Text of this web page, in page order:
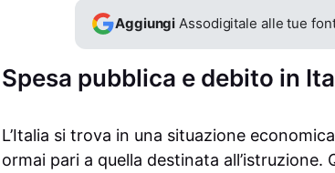
Aggiungi Assodigitale alle tue
Spesa pubblica e debito in
L’Italia si trova in una situazione
ormai pari a quella destinata